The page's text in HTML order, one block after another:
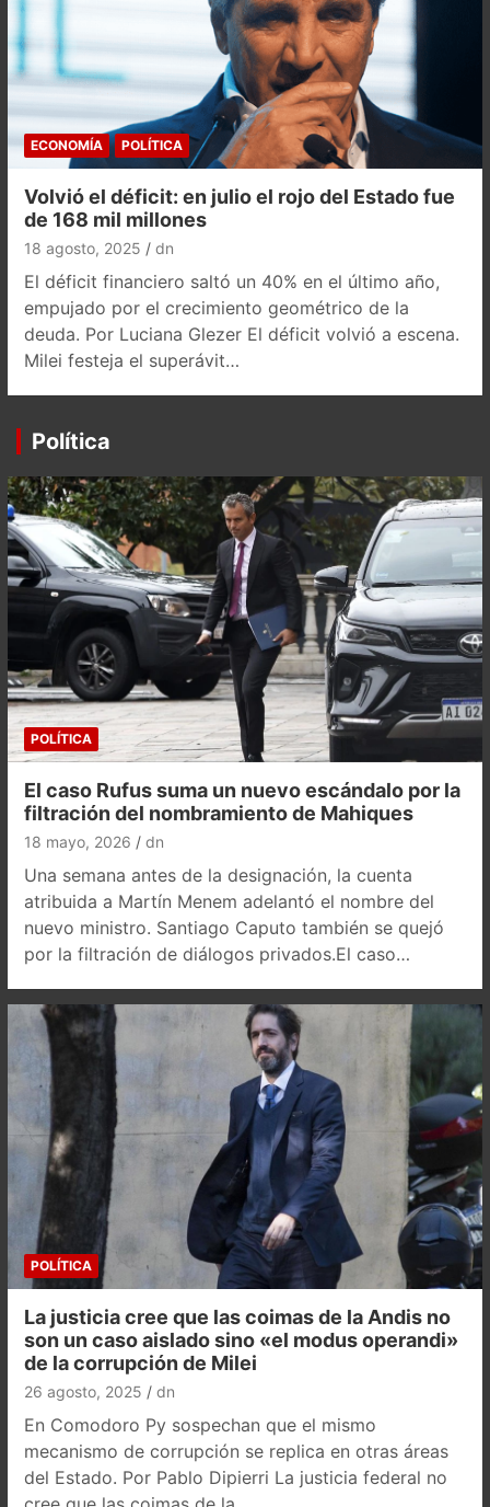
ECONOMÍA POLÍTICA
Volvió el déficit: en julio el rojo del Estado fue
de 168 mil millones
18 agosto, 2025 dn
El déficit financiero saltó un 40% en el último año,
empujado por el crecimiento geométrico de la
deuda. Por Luciana Glezer El déficit volvió a escena.
Milei festeja el superávit…
Política
POLÍTICA
El caso Rufus suma un nuevo escándalo por la
filtración del nombramiento de Mahiques
18 mayo, 2026 dn
Una semana antes de la designación, la cuenta
atribuida a Martín Menem adelantó el nombre del
nuevo ministro. Santiago Caputo también se quejó
por la filtración de diálogos privados.El caso…
POLÍTICA
La justicia cree que las coimas de la Andis no
son un caso aislado sino «el modus operandi»
de la corrupción de Milei
26 agosto, 2025 dn
En Comodoro Py sospechan que el mismo
mecanismo de corrupción se replica en otras áreas
del Estado. Por Pablo Dipierri La justicia federal no